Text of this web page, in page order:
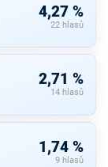
4,27 %
22 hlasů
2,71 %
14 hlasů
1,74 %
9 hlasů